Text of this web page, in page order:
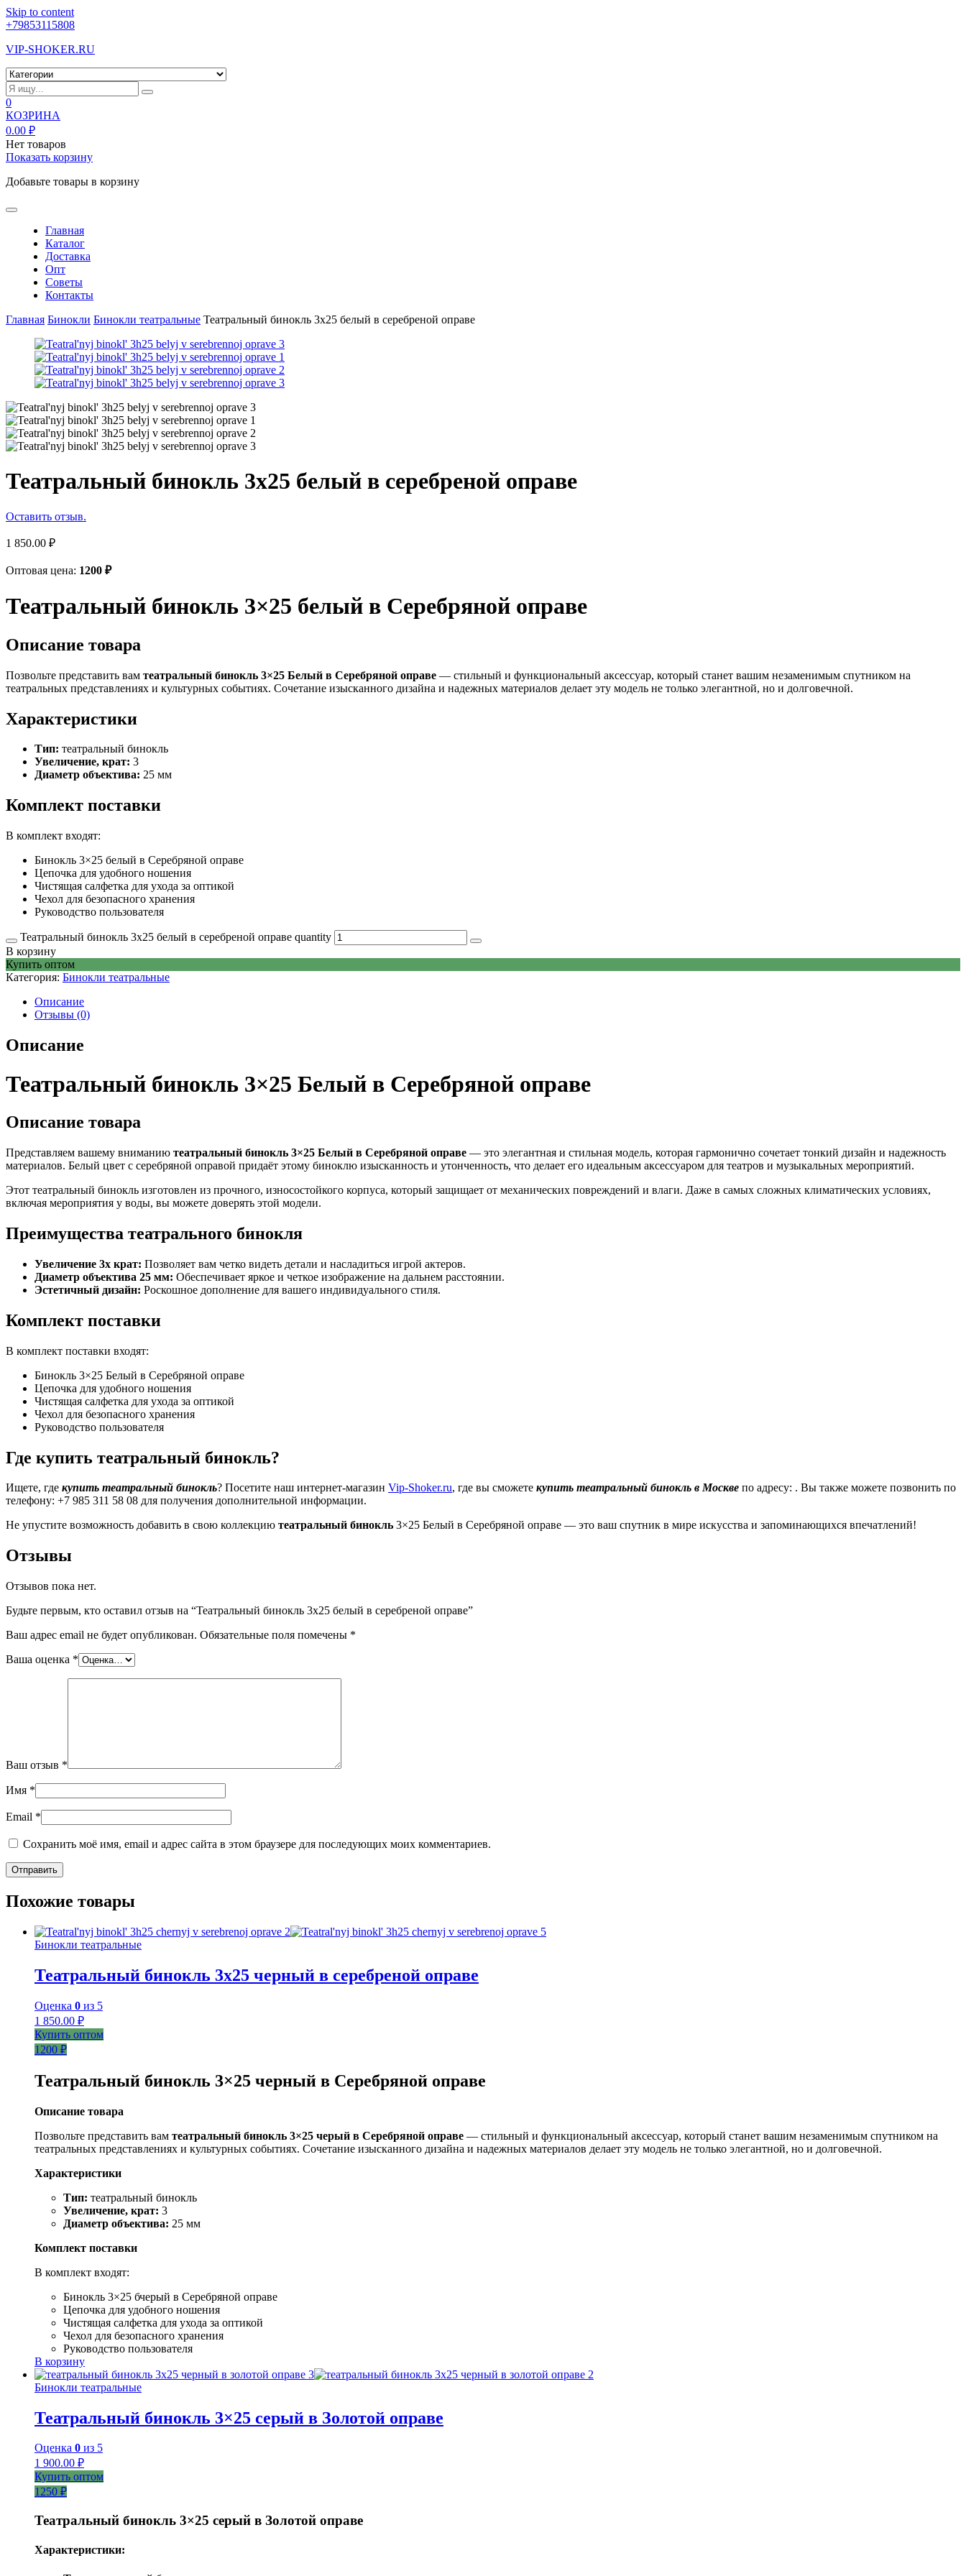
Skip to content
+79853115808
VIP-SHOKER.RU
0
КОЗРИНА
0.00 ₽
Нет товаров
Показать корзину
Добавьте товары в корзину
Главная
Каталог
Доставка
Опт
Советы
Контакты
Главная Бинокли Бинокли театральные Театральный бинокль 3х25 белый в серебреной оправе
Театральный бинокль 3х25 белый в серебреной оправе
Оставить отзыв.
1 850.00 ₽
Оптовая цена: 1200 ₽
Театральный бинокль 3×25 белый в Серебряной оправе
Описание товара
Позвольте представить вам театральный бинокль 3×25 Белый в Серебряной оправе — стильный и функциональный аксессуар, который станет вашим незаменимым спутником на
театральных представлениях и культурных событиях. Сочетание изысканного дизайна и надежных материалов делает эту модель не только элегантной, но и долговечной.
Характеристики
Тип: театральный бинокль
Увеличение, крат: 3
Диаметр объектива: 25 мм
Комплект поставки
В комплект входят:
Бинокль 3×25 белый в Серебряной оправе
Цепочка для удобного ношения
Чистящая салфетка для ухода за оптикой
Чехол для безопасного хранения
Руководство пользователя
Театральный бинокль 3х25 белый в серебреной оправе quantity
В корзину
Купить оптом
Категория: Бинокли театральные
Описание
Отзывы (0)
Описание
Театральный бинокль 3×25 Белый в Серебряной оправе
Описание товара
Представляем вашему вниманию театральный бинокль 3×25 Белый в Серебряной оправе — это элегантная и стильная модель, которая гармонично сочетает тонкий дизайн и надежность
материалов. Белый цвет с серебряной оправой придаёт этому биноклю изысканность и утонченность, что делает его идеальным аксессуаром для театров и музыкальных мероприятий.
Этот театральный бинокль изготовлен из прочного, износостойкого корпуса, который защищает от механических повреждений и влаги. Даже в самых сложных климатических условиях,
включая мероприятия у воды, вы можете доверять этой модели.
Преимущества театрального бинокля
Увеличение 3х крат: Позволяет вам четко видеть детали и насладиться игрой актеров.
Диаметр объектива 25 мм: Обеспечивает яркое и четкое изображение на дальнем расстоянии.
Эстетичный дизайн: Роскошное дополнение для вашего индивидуального стиля.
Комплект поставки
В комплект поставки входят:
Бинокль 3×25 Белый в Серебряной оправе
Цепочка для удобного ношения
Чистящая салфетка для ухода за оптикой
Чехол для безопасного хранения
Руководство пользователя
Где купить театральный бинокль?
Ищете, где купить театральный бинокль? Посетите наш интернет-магазин Vip-Shoker.ru, где вы сможете купить театральный бинокль в Москве по адресу: . Вы также можете позвонить по
телефону: +7 985 311 58 08 для получения дополнительной информации.
Не упустите возможность добавить в свою коллекцию театральный бинокль 3×25 Белый в Серебряной оправе — это ваш спутник в мире искусства и запоминающихся впечатлений!
Отзывы
Отзывов пока нет.
Будьте первым, кто оставил отзыв на “Театральный бинокль 3х25 белый в серебреной оправе”
Ваш адрес email не будет опубликован. Обязательные поля помечены *
Ваша оценка *
Ваш отзыв *
Имя *
Email *
Сохранить моё имя, email и адрес сайта в этом браузере для последующих моих комментариев.
Похожие товары
Бинокли театральные
Театральный бинокль 3х25 черный в серебреной оправе
Оценка 0 из 5
1 850.00 ₽
Купить оптом
1200 ₽
Театральный бинокль 3×25 черный в Серебряной оправе
Описание товара
Позвольте представить вам театральный бинокль 3×25 черый в Серебряной оправе — стильный и функциональный аксессуар, который станет вашим незаменимым спутником на
театральных представлениях и культурных событиях. Сочетание изысканного дизайна и надежных материалов делает эту модель не только элегантной, но и долговечной.
Характеристики
Тип: театральный бинокль
Увеличение, крат: 3
Диаметр объектива: 25 мм
Комплект поставки
В комплект входят:
Бинокль 3×25 бчерый в Серебряной оправе
Цепочка для удобного ношения
Чистящая салфетка для ухода за оптикой
Чехол для безопасного хранения
Руководство пользователя
В корзину
Бинокли театральные
Театральный бинокль 3×25 серый в Золотой оправе
Оценка 0 из 5
1 900.00 ₽
Купить оптом
1250 ₽
Театральный бинокль 3×25 серый в Золотой оправе
Характеристики: